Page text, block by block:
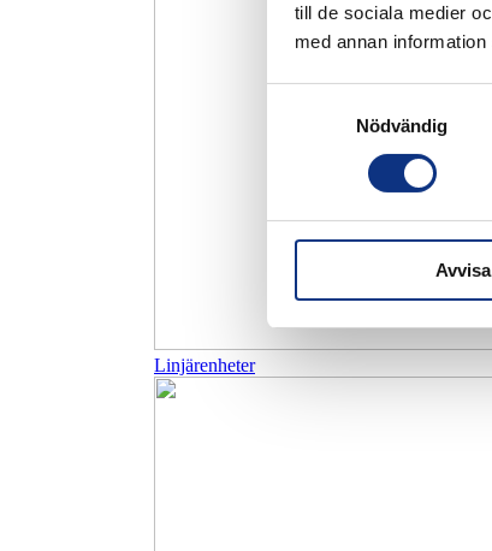
till de sociala medier
med annan
Nödvändig
Avvisa
Linjärenheter